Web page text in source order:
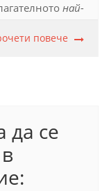
най-
член, тъй
участва –най-
повече
да се